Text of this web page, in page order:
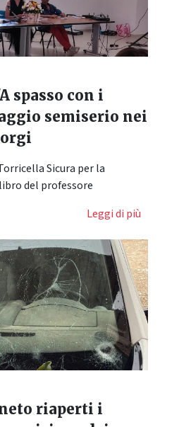
spasso con i
semiserio nei
Sicura per la
del professore
Leggi di più
riaperti i